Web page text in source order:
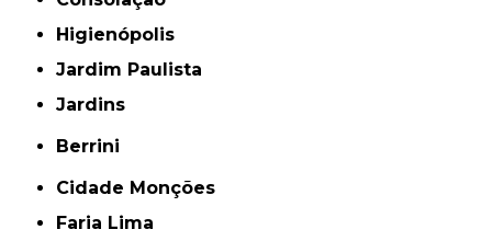
Higienópolis
Jardim Paulista
Jardins
Berrini
Cidade Monções
Faria Lima